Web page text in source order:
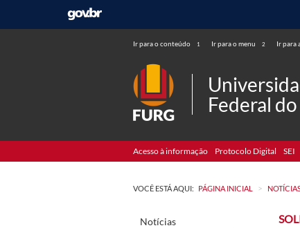
Ir para o conteúdo 1 Ir para o menu 2 Ir para
Federal
Acesso à informação Protocolo Digital SEI
VOCÊ ESTÁ AQUI: PÁGINA INICIAL >
Notícias